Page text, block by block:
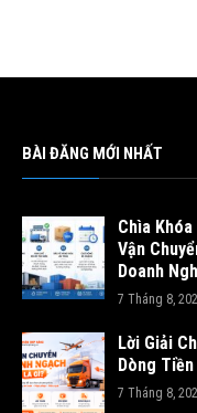
BÀI ĐĂNG MỚI NHẤT
Chìa
Vận
Doanh
7 Tháng 8,
Lời Giải
Dòng
7 Tháng 8,